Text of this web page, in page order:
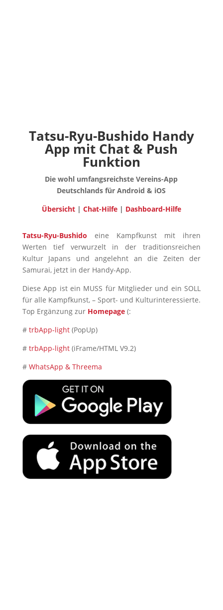
Tatsu-Ryu-Bushido Handy
App mit Chat & Push
Funktion
Die wohl umfangsreichste Vereins-App
Deutschlands für Android & iOS
Übersicht| Chat-Hilfe| Dashboard-Hilfe
Tatsu-Ryu-Bushido eine Kampfkunst mit ihren
Werten tief verwurzelt in der traditionsreichen
Kultur Japans und angelehnt an die Zeiten der
Samurai, jetzt in der Handy-App.
Diese App ist ein MUSS für Mitglieder und ein SOLL
für alle Kampfkunst, – Sport- und Kulturinteressierte.
Top Ergänzung zur Homepage(:
# trbApp-light(PopUp)
# trbApp-light(iFrame/HTML V9.2)
# WhatsApp & Threema